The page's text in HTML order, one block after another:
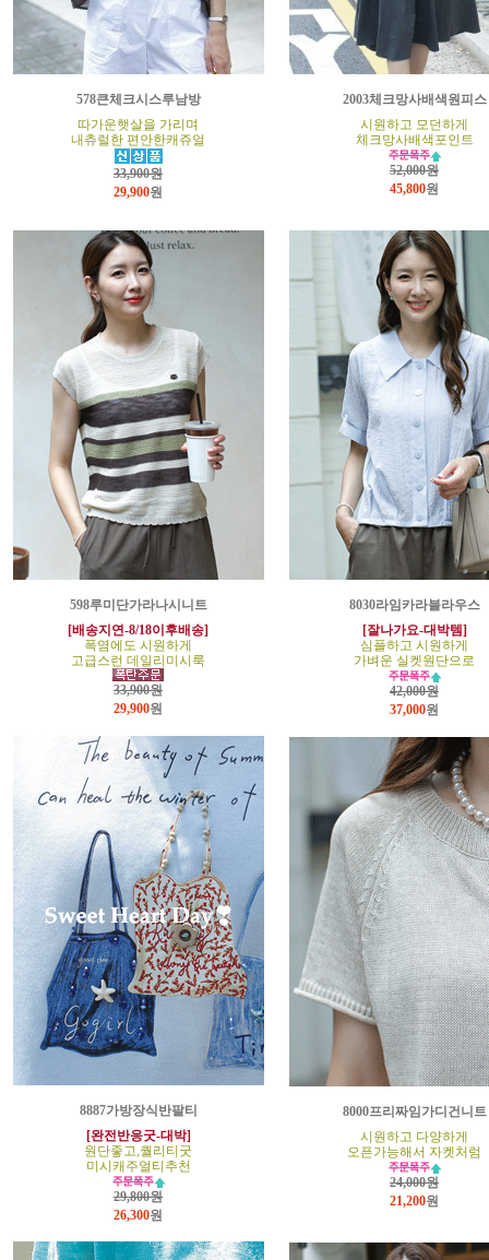
578큰체크시스루남방
따가운햇살을 가리며
내츄럴한 편안한캐쥬얼
33,900원
29,900원
2003체크망사배색원피스
시원하고 모던하게
체크망사배색포인트
52,000원
45,800원
598루미단가라나시니트
[배송지연-8/18이후배송]
폭염에도 시원하게
고급스런 데일리미시룩
33,900원
29,900원
8030라임카라블라우스
[잘나가요-대박템]
심플하고 시원하게
가벼운 실켓원단으로
42,000원
37,000원
8887가방장식반팔티
[완전반응굿-대박]
원단좋고,퀄리티굿
미시캐주얼티추천
29,800원
26,300원
8000프리짜임가디건니트
시원하고 다양하게
오픈가능해서 자켓처럼
24,000원
21,200원